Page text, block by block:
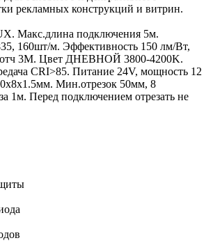
рекламных конструкций и витрин.
Макс.длина подключения 5м.
160шт/м. Эффективность 150 лм/Вт,
3М. Цвет ДНЕВНОЙ 3800-4200K.
CRI>85. Питание 24V, мощность 12
Мин.отрезок 50мм, 8
1м. Перед подключением отрезать не